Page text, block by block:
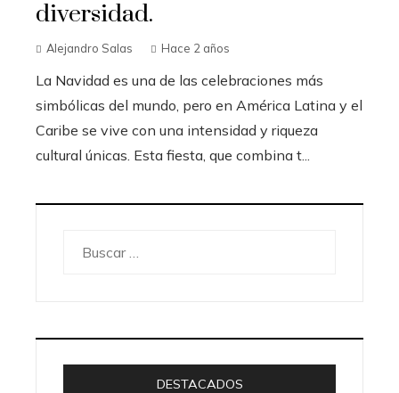
diversidad.
Alejandro Salas Hace 2 años
La Navidad es una de las celebraciones más
simbólicas del mundo, pero en América Latina y el
Caribe se vive con una intensidad y riqueza
cultural únicas. Esta fiesta, que combina t...
DESTACADOS